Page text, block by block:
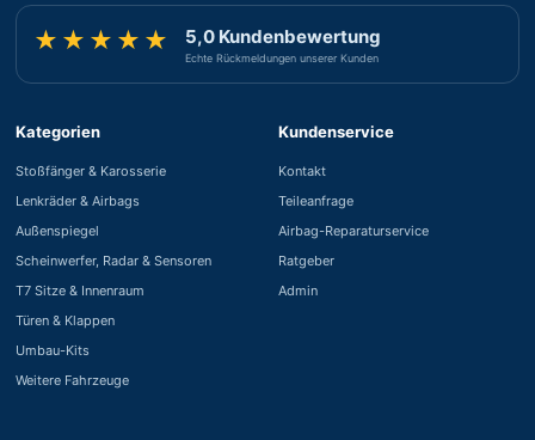
★★★★★ 5,0 Kundenbewertung
Echte Rückmeldungen unserer Kunden
Kategorien
Stoßfänger & Karosserie
Lenkräder & Airbags
Außenspiegel
Scheinwerfer, Radar & Sensoren
T7 Sitze & Innenraum
Türen & Klappen
Umbau-Kits
Weitere Fahrzeuge
Kundenservice
Kontakt
Teileanfrage
Airbag-Reparaturservice
Ratgeber
Admin